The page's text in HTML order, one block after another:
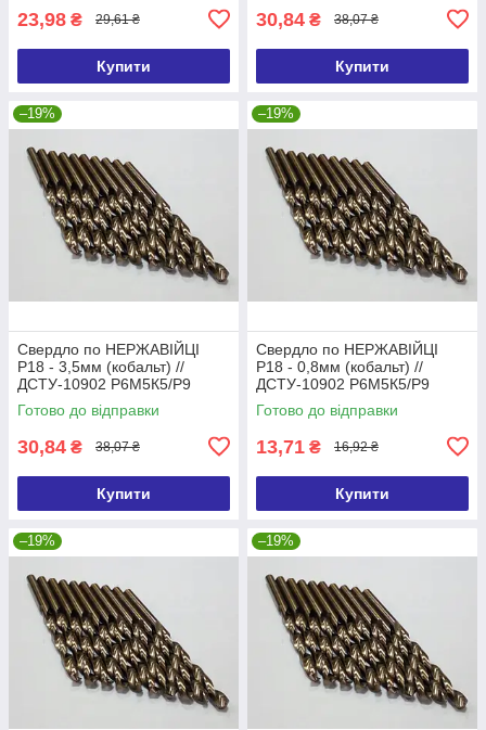
23,98 ₴ 29,61 ₴
Купити
30,84 ₴ 38,07 ₴
Купити
–19%
Свердло по НЕРЖАВІЙЦІ
Р18 - 3,5мм (кобальт) //
ДСТУ-10902 Р6М5К5/Р9
(DIN338 G-Co)
Готово до відправки
30,84 ₴ 38,07 ₴
Купити
–19%
Свердло по НЕРЖАВІЙЦІ
Р18 - 0,8мм (кобальт) //
ДСТУ-10902 Р6М5К5/Р9
(DIN338 G-Co)
Готово до відправки
13,71 ₴ 16,92 ₴
Купити
–19% –19%